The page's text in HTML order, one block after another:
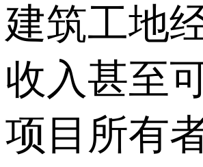
建筑工地
收入甚至
项目所有